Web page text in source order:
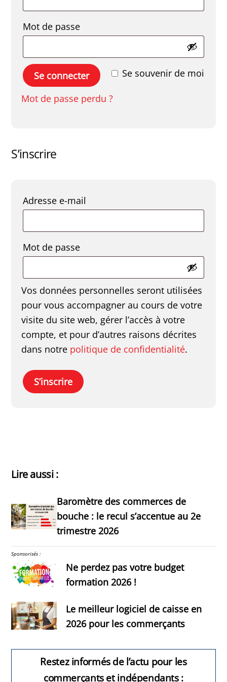
Mot de passe
Se souvenir de moi
Se connecter
Mot de passe perdu ?
S’inscrire
Adresse e-mail
Mot de passe
Vos données personnelles seront utilisées
pour vous accompagner au cours de votre
visite du site web, gérer l’accès à votre
compte, et pour d’autres raisons décrites
dans notre politique de confidentialité.
S’inscrire
Lire aussi :
Baromètre des commerces de
bouche : le recul s’accentue au 2e
trimestre 2026
Sponsorisés :
Ne perdez pas votre budget
formation 2026 !
Le meilleur logiciel de caisse en
2026 pour les commerçants
Restez informés de l’actu pour les
commerçants et indépendants :